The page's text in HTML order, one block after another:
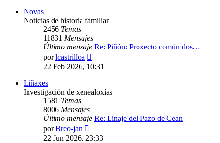
Novas
Noticias de historia familiar
2456 Temas
11831 Mensajes
Último mensaje Re: Piñón: Proxecto común dos…
porlcastrilloa
último
22 Feb 2026, 10:31
Liñaxes
Investigación de xenealoxías
1581 Temas
8006 Mensajes
Último mensaje Re: Linaje del Pazo de Cean
porBreo-jan
último
22 Jun 2026, 23:33